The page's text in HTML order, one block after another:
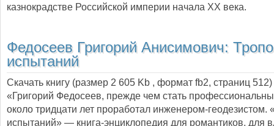
казнокрадстве Российской империи начала ХХ века.
Федосеев Григорий Анисимович:
испытаний
Скачать книгу (размер 2 605 Kb , формат fb2, страниц 512
«Григорий Федосеев, прежде чем стать
около тридцати лет проработал инженером-геодезистом.
испытаний» — книга-энциклопедия для романтиков, для